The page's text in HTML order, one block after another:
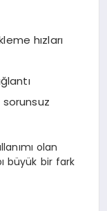
hızları
olan
büyük bir fark